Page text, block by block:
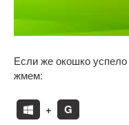
Если же окошко
жмем:
+ G